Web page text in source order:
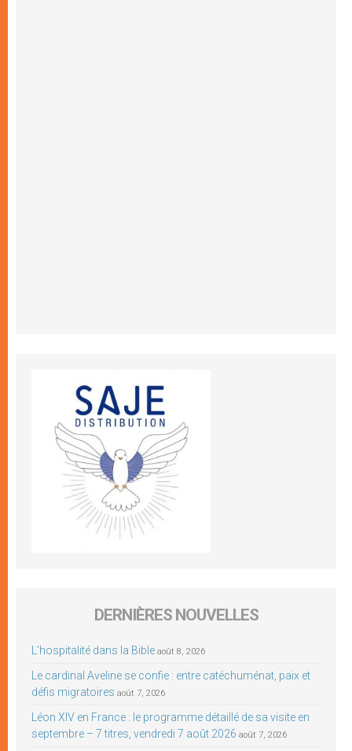
DERNIÈRES NOUVELLES
L’hospitalité dans la Bible août 8, 2026
Le cardinal Aveline se confie : entre catéchuménat, paix et
défis migratoires août 7, 2026
Léon XIV en France : le programme détaillé de sa visite en
septembre – 7 titres, vendredi 7 août 2026 août 7, 2026